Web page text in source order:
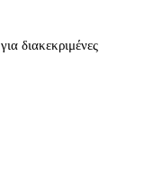
διακεκριμένες